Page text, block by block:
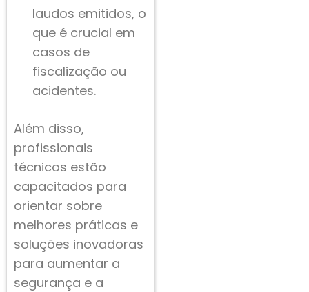
laudos emitidos, o
que é crucial em
casos de
fiscalização ou
acidentes.
Além disso,
profissionais
técnicos estão
capacitados para
orientar sobre
melhores práticas e
soluções inovadoras
para aumentar a
segurança e a